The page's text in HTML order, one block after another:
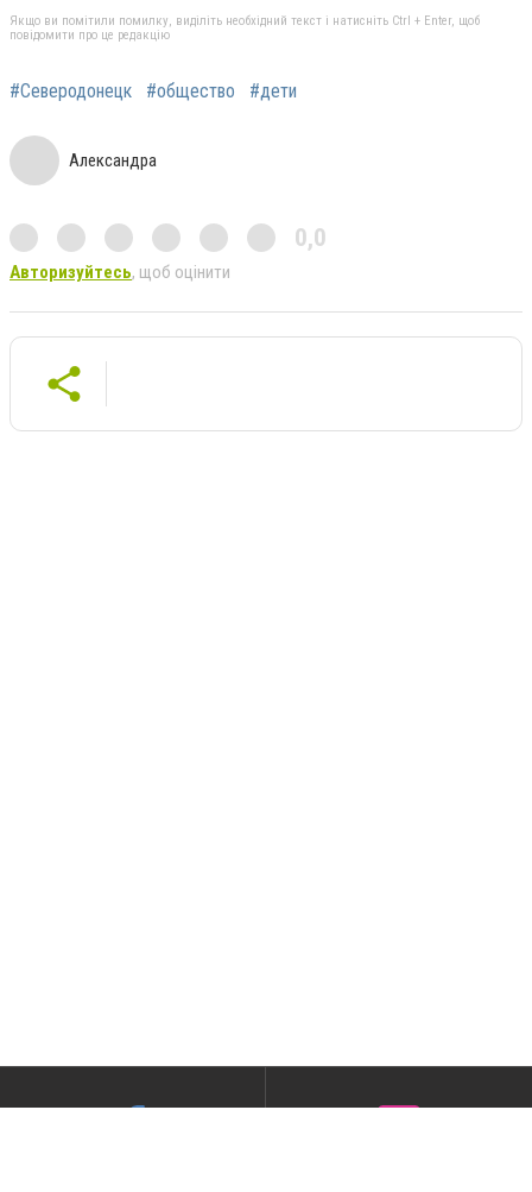
Якщо ви помітили помилку, виділіть необхідний текст і натисніть Ctrl + Enter, щоб
повідомити про це редакцію
#Северодонецк #общество #дети
Александра
0,0
Авторизуйтесь, щоб оцінити